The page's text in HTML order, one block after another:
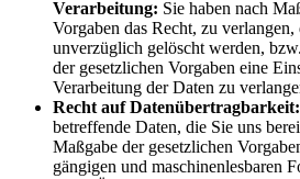
Verarbeitung: Sie haben nach
Vorgaben das Recht, zu
unverzüglich gelöscht werden,
der gesetzlichen Vorgaben eine
Verarbeitung der Daten zu
Recht auf Datenübertragbarkeit:
betreffende Daten, die Sie uns
Maßgabe der gesetzlichen
gängigen und maschinenlesbaren